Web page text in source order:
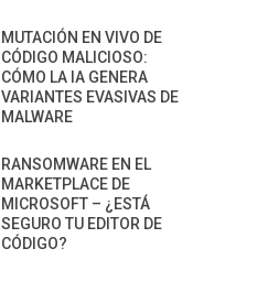
MUTACIÓN EN VIVO DE
CÓDIGO MALICIOSO:
CÓMO LA IA GENERA
VARIANTES EVASIVAS DE
MALWARE
RANSOMWARE EN EL
MARKETPLACE DE
MICROSOFT – ¿ESTÁ
SEGURO TU EDITOR DE
CÓDIGO?